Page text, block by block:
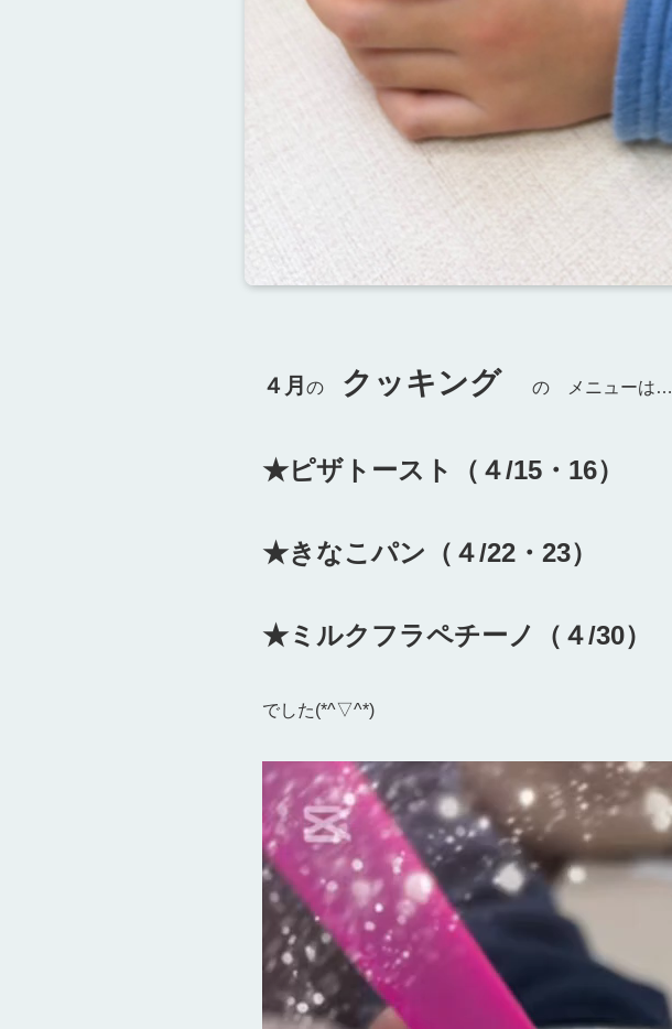
４月 の クッキング の メニューは…
★ピザトースト（４/15・16）
★きなこパン（４/22・23）
★ミルクフラペチーノ（４/30）
でした(*^▽^*)
動
画
プ
レ
ー
ー